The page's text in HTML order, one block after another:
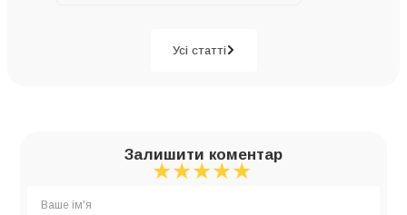
Усі статті
Залишити коментар
★
★★
★★★
★★★★
★★★★★